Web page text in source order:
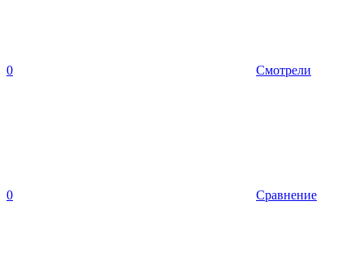
0 Смотрели
0 Сравнение